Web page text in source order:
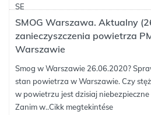
SMOG Warszawa. Aktualny
zanieczyszczenia powietrza
Warszawie
Smog w Warszawie 26.06.2020?
stan powietrza w Warszawie. Czy
w powietrzu jest dzisiaj
Zanim w..Cikk megtekintése